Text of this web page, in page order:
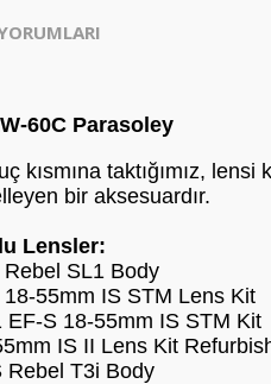
60C Parasoley
taktığımız, lensi
bir aksesuardır.
Lensler:
SL1 Body
55mm IS STM Lens Kit
S 18-55mm IS STM Kit
IS II Lens Kit
Rebel T3i Body